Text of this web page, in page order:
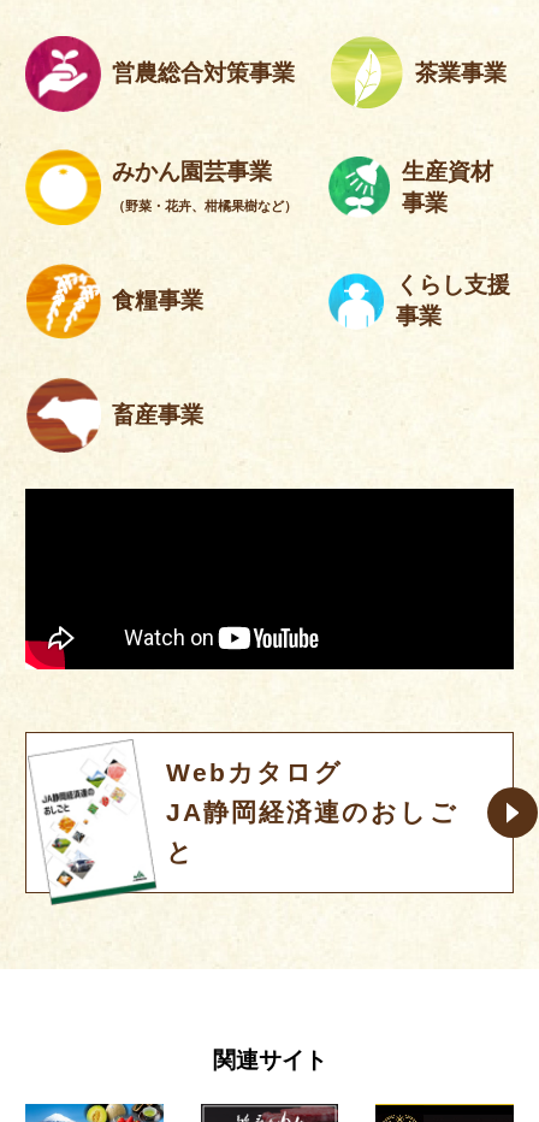
営農総合対策事業 茶業事業
みかん園芸事業
（野菜・花卉、柑橘果樹など）
生産資材
事業
食糧事業
くらし支援
事業
畜産事業
Webカタログ
JA静岡経済連のおしご
と
関連サイト